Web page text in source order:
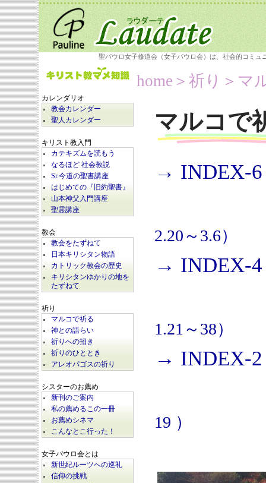
聖パウロ女子修道会（女子パウロ会）は、社会的コミ
カレンダリオ
教会カレンダー
聖人カレンダー
キリスト教入門
カテキズムを読もう
なるほど 社会教説
Sr.今道の聖書講座
はじめての『旧約聖書』
山本神父入門講座
聖霊講座
教会
教会をたずねて
日本キリシタン物語
カトリック教会の歴史
キリシタンゆかりの地を
たずねて
祈り
マルコで祈る
神との語らい
祈りへの招き
祈りのひととき
アレオパゴスの祈り
シスターのお薦め
新刊のご案内
私の薦めるこの一冊
お薦めシネマ
こんなとこ行った！
女子パウロ会とは
新世紀ルーツへの巡礼
信仰の挑戦
home ＞祈り＞ マ
マルコで
→ INDEX-6
2.20～3.6）
→ INDEX-4
1.21～38）
→ INDEX-2
19 ）